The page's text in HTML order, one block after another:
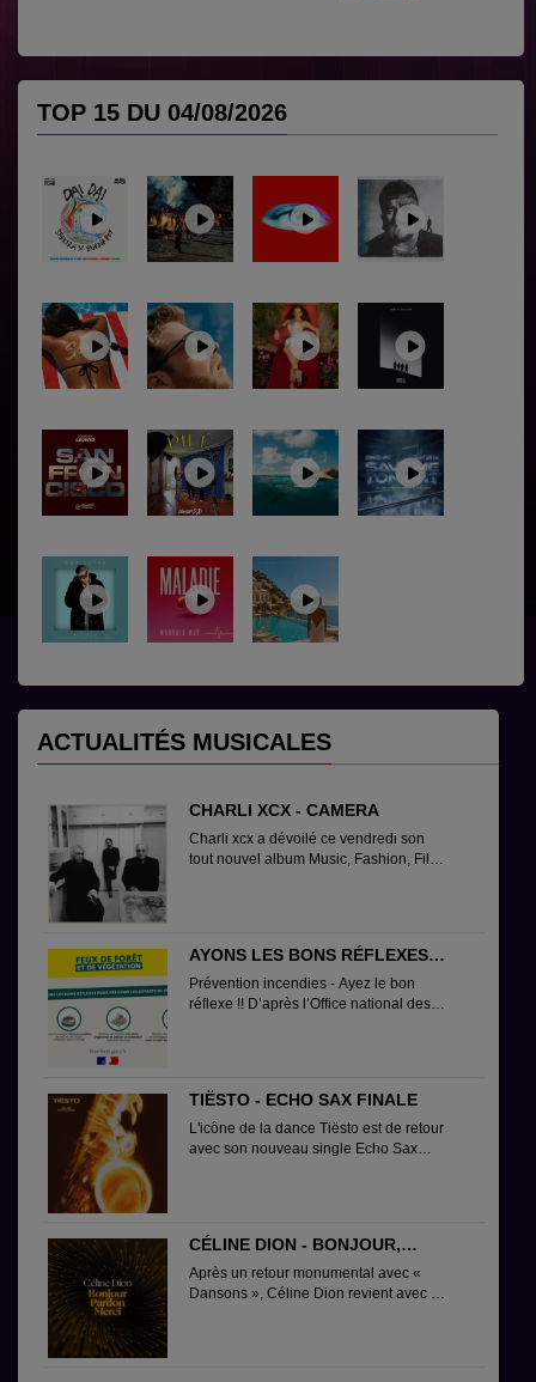
TOP 15 DU 04/08/2026
ACTUALITÉS MUSICALES
CHARLI XCX - CAMERA
Charli xcx a dévoilé ce vendredi son
tout nouvel album Music, Fashion, Film,
AYONS LES BONS RÉFLEXES
FACE AUX FEUX DE FORÊT ET DE
VÉGÉTATION !
Prévention incendies - Ayez le bon
réflexe !! D’après l’Office national des
TIËSTO - ECHO SAX FINALE
L'icône de la dance Tiësto est de retour
avec son nouveau single Echo Sax
CÉLINE DION - BONJOUR,
PARDON, MERCI
Après un retour monumental avec «
Dansons », Céline Dion revient avec un